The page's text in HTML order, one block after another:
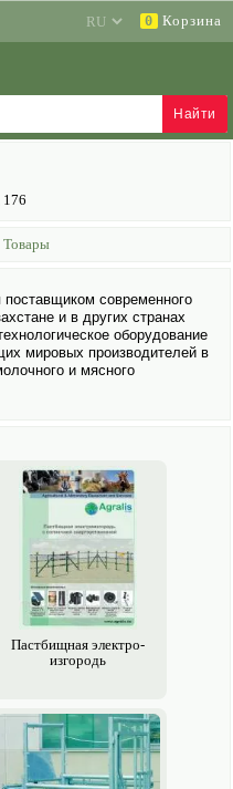
0 Корзина
176
Товары
поставщиком современного
и в других странах
обору­дование
мировых производителей в
и мясного
Пастбищная электро­
изгородь